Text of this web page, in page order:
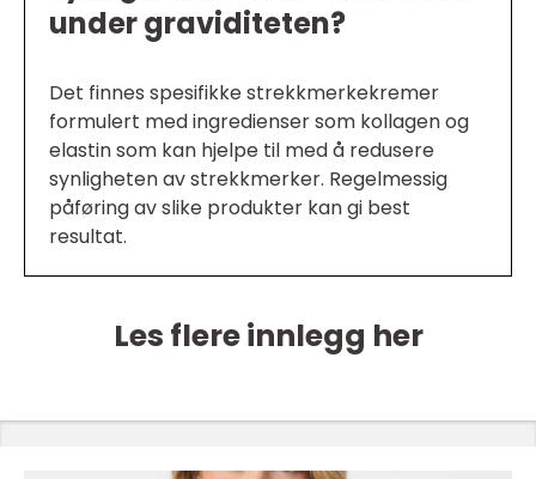
under graviditeten?
Det finnes spesifikke strekkmerkekremer
formulert med ingredienser som kollagen og
elastin som kan hjelpe til med å redusere
synligheten av strekkmerker. Regelmessig
påføring av slike produkter kan gi best
resultat.
Les flere innlegg her